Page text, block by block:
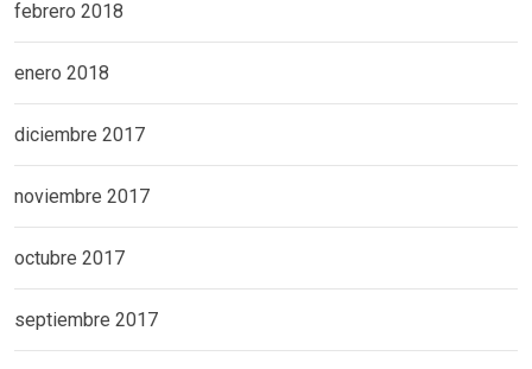
febrero 2018
enero 2018
diciembre 2017
noviembre 2017
octubre 2017
septiembre 2017